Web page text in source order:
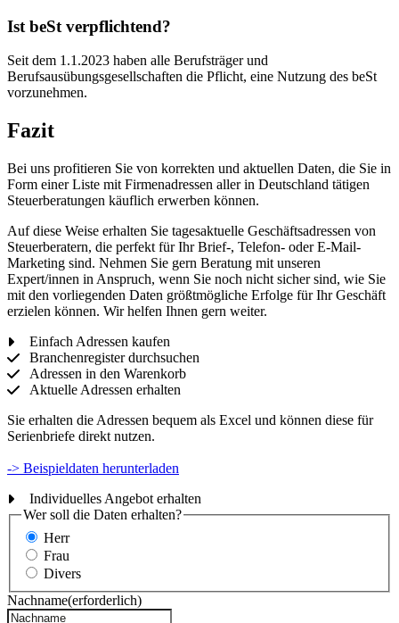
Ist beSt verpflichtend?
Seit dem 1.1.2023 haben alle Berufsträger und
Berufsausübungsgesellschaften die Pflicht, eine Nutzung des beSt
vorzunehmen.
Fazit
Bei uns profitieren Sie von korrekten und aktuellen Daten, die Sie in
Form einer Liste mit Firmenadressen aller in Deutschland tätigen
Steuerberatungen käuflich erwerben können.
Auf diese Weise erhalten Sie tagesaktuelle Geschäftsadressen von
Steuerberatern, die perfekt für Ihr Brief-, Telefon- oder E-Mail-
Marketing sind. Nehmen Sie gern Beratung mit unseren
Expert/innen in Anspruch, wenn Sie noch nicht sicher sind, wie Sie
mit den vorliegenden Daten größtmögliche Erfolge für Ihr Geschäft
erzielen können. Wir helfen Ihnen gern weiter.
Einfach Adressen kaufen
Branchenregister durchsuchen
Adressen in den Warenkorb
Aktuelle Adressen erhalten
Sie erhalten die Adressen bequem als Excel und können diese für
Serienbriefe direkt nutzen.
-> Beispieldaten herunterladen
Individuelles Angebot erhalten
Wer soll die Daten erhalten?
Herr
Frau
Divers
Nachname(erforderlich)